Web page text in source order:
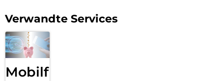
Verwandte Services
Mobilfunk